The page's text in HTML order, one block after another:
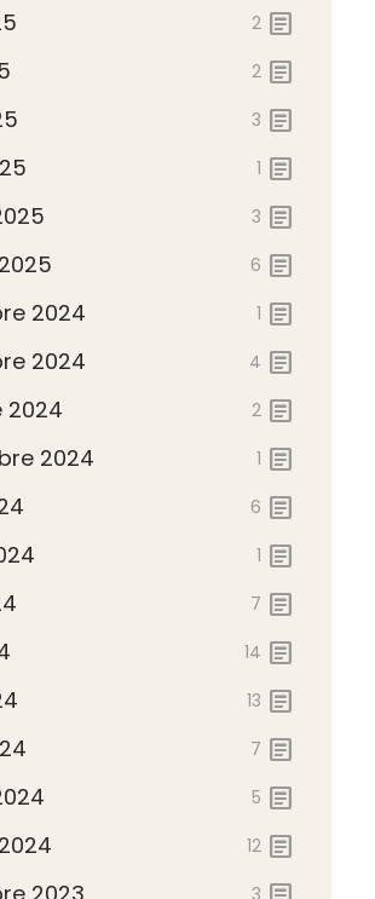
2 article
2 article
3 article
1 article
3 article
6 article
2024 1 article
2024 4 article
2024 2 article
2024 1 article
6 article
1 article
7 article
14 article
13 article
7 article
5 article
12 article